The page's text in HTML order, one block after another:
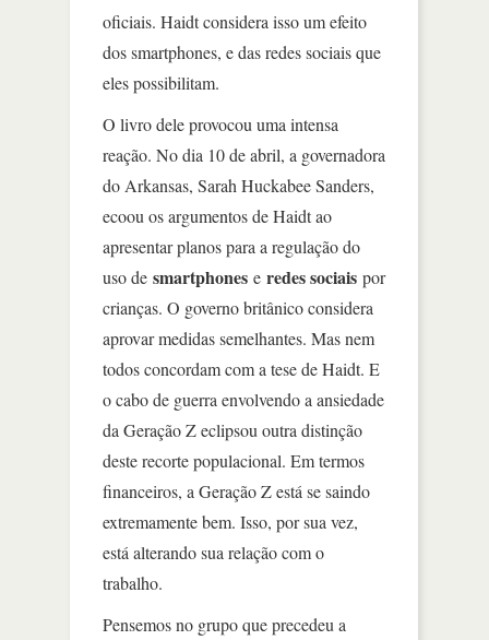
oficiais. Haidt considera isso um efeito
dos smartphones, e das redes sociais que
eles possibilitam.
O livro dele provocou uma intensa
reação. No dia 10 de abril, a governadora
do Arkansas, Sarah Huckabee Sanders,
ecoou os argumentos de Haidt ao
apresentar planos para a regulação do
uso de smartphones e redes sociais por
crianças. O governo britânico considera
aprovar medidas semelhantes. Mas nem
todos concordam com a tese de Haidt. E
o cabo de guerra envolvendo a ansiedade
da Geração Z eclipsou outra distinção
deste recorte populacional. Em termos
financeiros, a Geração Z está se saindo
extremamente bem. Isso, por sua vez,
está alterando sua relação com o
trabalho.
Pensemos no grupo que precedeu a